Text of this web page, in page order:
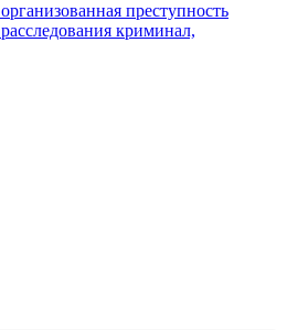
организованная преступность
расследования криминал,